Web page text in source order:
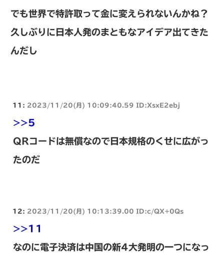
でも世界で特許取って金に変えられないんかね？
久しぶりに日本人発のまともなアイデア出てきた
んだし
11: 2023/11/20(月) 10:09:40.59 ID:XsxE2ebj
>>5
QRコードは無償なので日本規格のくせに広がっ
たのだ
12: 2023/11/20(月) 10:13:39.00 ID:c/QX+0Qs
>>11
なのに電子決済は中国の新4大発明の一つになっ